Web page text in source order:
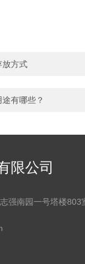
放方式
有哪些？
限公司
强南园一号塔楼803